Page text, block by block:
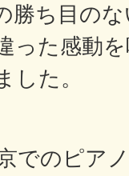
勝ち目の
った感動
した。
でのピア